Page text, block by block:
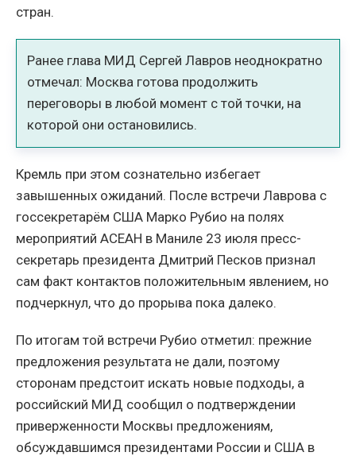
стран.
Ранее глава МИД Сергей Лавров неоднократно
отмечал: Москва готова продолжить
переговоры в любой момент с той точки, на
которой они остановились.
Кремль при этом сознательно избегает
завышенных ожиданий. После встречи Лаврова с
госсекретарём США Марко Рубио на полях
мероприятий АСЕАН в Маниле 23 июля пресс-
секретарь президента Дмитрий Песков признал
сам факт контактов положительным явлением, но
подчеркнул, что до прорыва пока далеко.
По итогам той встречи Рубио отметил: прежние
предложения результата не дали, поэтому
сторонам предстоит искать новые подходы, а
российский МИД сообщил о подтверждении
приверженности Москвы предложениям,
обсуждавшимся президентами России и США в